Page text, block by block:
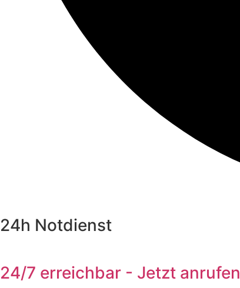
24h Notdienst
24/7 erreichbar - Jetzt anrufen